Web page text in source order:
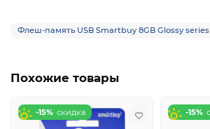
Флеш-память USB Smartbuy 8GB Glossy series
Похожие товары
-15% -15%